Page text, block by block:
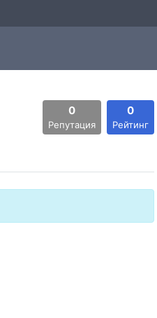
0
Репутация
0
Рейтинг